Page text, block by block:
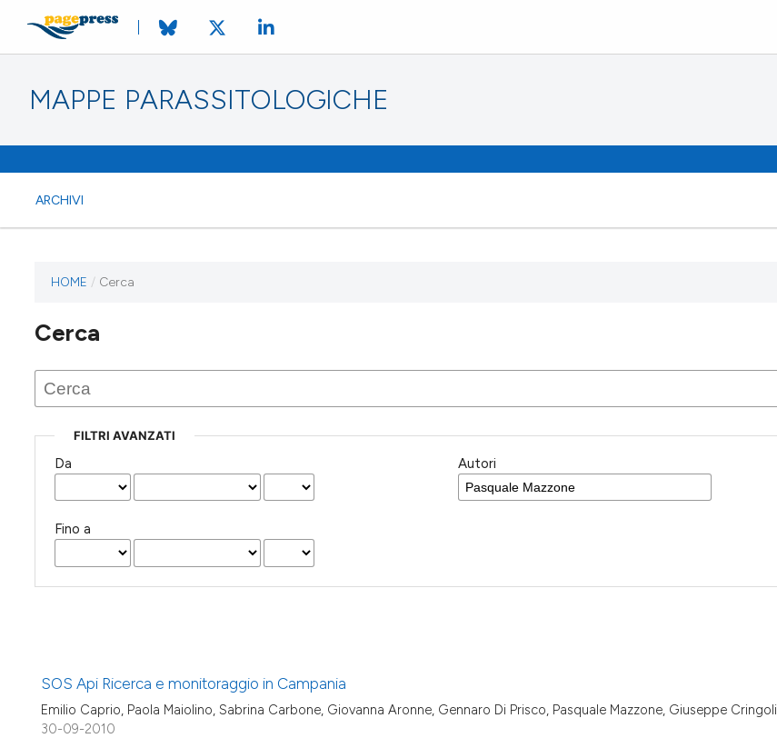
MAPPE PARASSITOLOGICHE
ARCHIVI
HOME / Cerca
Cerca
FILTRI AVANZATI
Da
Fino a
Autori
SOS Api Ricerca e monitoraggio in Campania
Emilio Caprio, Paola Maiolino, Sabrina Carbone, Giovanna Aronne, Gennaro Di Prisco, Pasquale Mazzone, Giuseppe Cringoli
30-09-2010